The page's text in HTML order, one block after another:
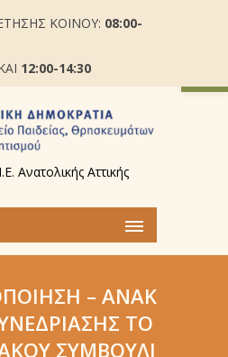
ΚΟΙΝΟΥ: 08:00-
12:00-14:30
Ανατολικής Αττικής
– ΑΝΑΚ
ΤΟ
ΣΥΜΒΟΥΛΊ